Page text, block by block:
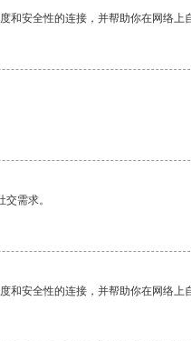
和安全性的连接，并帮助你在网络上
需求。
和安全性的连接，并帮助你在网络上